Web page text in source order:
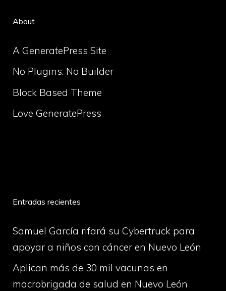
About
A GeneratePress Site
No Plugins. No Builder
Block Based Theme
Love GeneratePress
Entradas recientes
Samuel García rifará su Cybertruck para
apoyar a niños con cáncer en Nuevo León
Aplican más de 30 mil vacunas en
macrobrigada de salud en Nuevo León